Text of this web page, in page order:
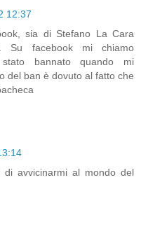
12:37
sia di Stefano La Cara
Su facebook mi chiamo
bannato quando mi
del ban è dovuto al fatto che
avvicinarmi al mondo del